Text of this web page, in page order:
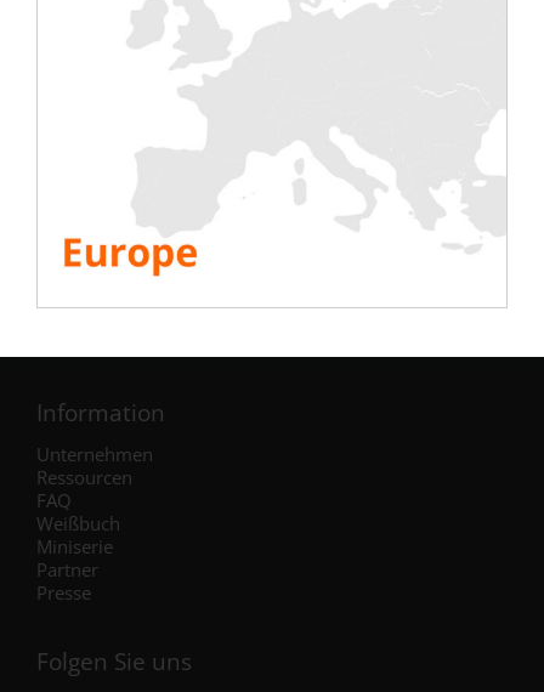
Klimaanlage
Stromerzeuger
Information
Unternehmen
Ressourcen
FAQ
Weißbuch
Miniserie
Partner
Presse
Folgen Sie uns